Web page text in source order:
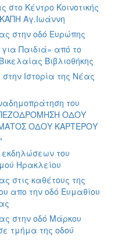
στο Κέντρο Κοινοτικής
Αγ.Ιωάννη
στην οδό Ευρώπης
Παιδιά» από το
Βιβλιοθήκης
Ιστορία της Νέας
του
ΟΔΟΥ
ΟΔΟΥ ΚΑΡΤΕΡΟΥ
του
Ηρακλείου
στις καθέτους της
απο την οδό Ευμαθίου
στην οδό Μάρκου
τμήμα της οδού